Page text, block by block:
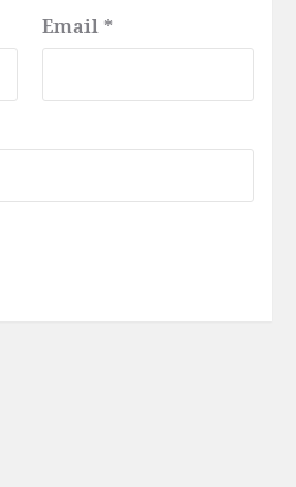
Email *